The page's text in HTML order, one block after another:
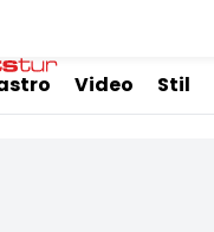
Video Stil